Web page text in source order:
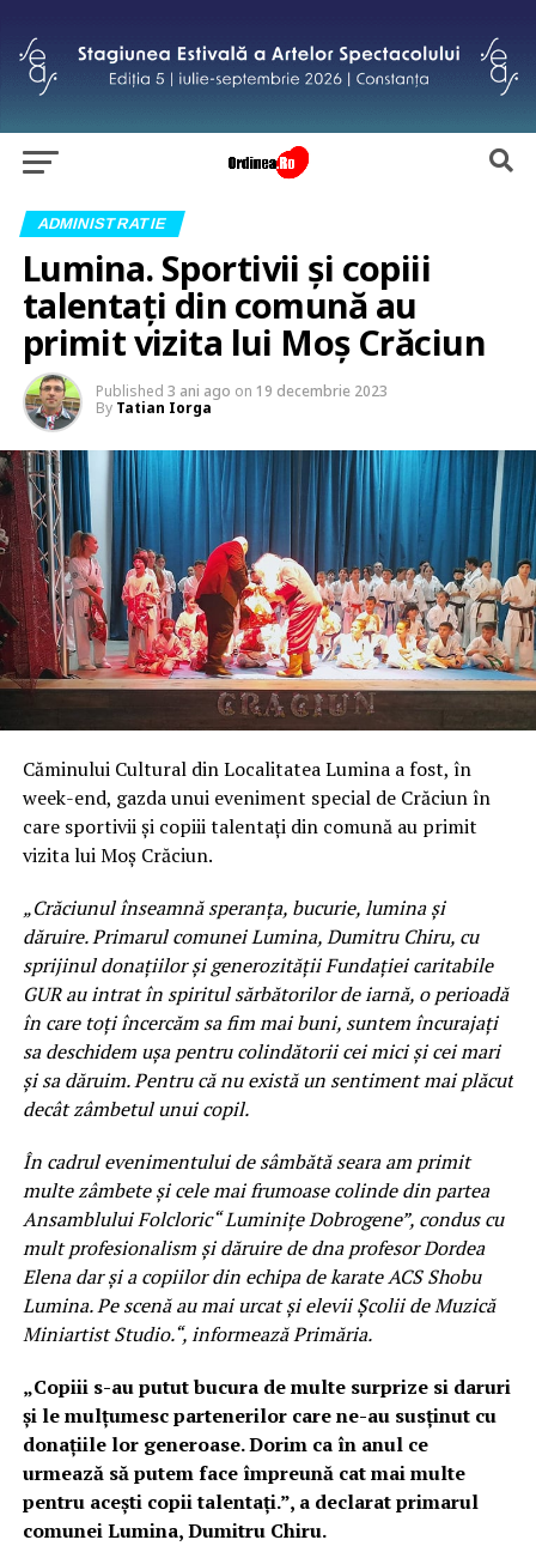
ADMINISTRATIE
Lumina. Sportivii și copiii
talentați din comună au
primit vizita lui Moș Crăciun
Published 3 ani ago on 19 decembrie 2023
By Tatian Iorga
Căminului Cultural din Localitatea Lumina a fost, în
week-end, gazda unui eveniment special de Crăciun în
care sportivii și copiii talentați din comună au primit
vizita lui Moș Crăciun.
„Crăciunul înseamnă speranța, bucurie, lumina și
dăruire. Primarul comunei Lumina, Dumitru Chiru, cu
sprijinul donațiilor și generozității Fundației caritabile
GUR au intrat în spiritul sărbătorilor de iarnă, o perioadă
în care toți încercăm sa fim mai buni, suntem încurajați
sa deschidem ușa pentru colindătorii cei mici și cei mari
și sa dăruim. Pentru că nu există un sentiment mai plăcut
decât zâmbetul unui copil.
În cadrul evenimentului de sâmbătă seara am primit
multe zâmbete și cele mai frumoase colinde din partea
Ansamblului Folcloric“ Luminițe Dobrogene”, condus cu
mult profesionalism și dăruire de dna profesor Dordea
Elena dar și a copiilor din echipa de karate ACS Shobu
Lumina. Pe scenă au mai urcat și elevii Școlii de Muzică
Miniartist Studio.“, informează Primăria.
„Copiii s-au putut bucura de multe surprize si daruri
și le mulțumesc partenerilor care ne-au susținut cu
donațiile lor generoase. Dorim ca în anul ce
urmează să putem face împreună cat mai multe
pentru acești copii talentați.”, a declarat primarul
comunei Lumina, Dumitru Chiru.